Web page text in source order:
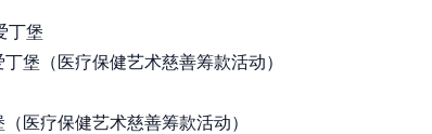
丁堡
堡（医疗保健艺术慈善筹款活动）
医疗保健艺术慈善筹款活动）